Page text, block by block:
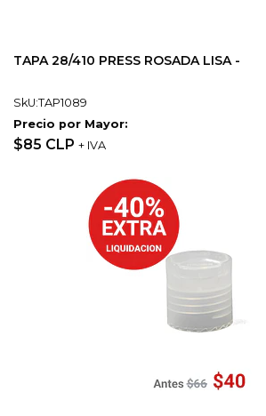
TAPA 28/410 PRESS ROSADA LISA -
SkU:TAP1089
Precio por Mayor:
$85 CLP + IVA